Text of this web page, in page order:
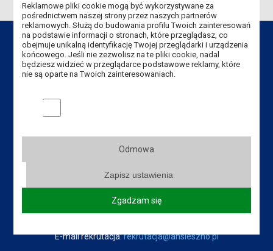
Dane kontaktowe
im. Jana Amosa Komeńskiego w Lesznie
ul. Adama Mickiewicza 5, 64-100 Leszno
Tel. Instytut: +48 65 525 01 36
E-mail rekrutacja:rekrutacja@ansleszno.pl
Reklamowe pliki cookie mogą być wykorzystywane za
pośrednictwem naszej strony przez naszych partnerów
reklamowych. Służą do budowania profilu Twoich zainteresowań
na podstawie informacji o stronach, które przeglądasz, co
obejmuje unikalną identyfikację Twojej przeglądarki i urządzenia
końcowego. Jeśli nie zezwolisz na te pliki cookie, nadal
będziesz widzieć w przeglądarce podstawowe reklamy, które
nie są oparte na Twoich zainteresowaniach.
Marketingowe pliki cookies
Odmowa
Zapisz ustawienia
Zgadzam się